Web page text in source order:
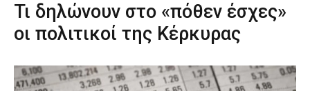
Τι δηλώνουν στο «πόθεν έσχες»
οι πολιτικοί της Κέρκυρας